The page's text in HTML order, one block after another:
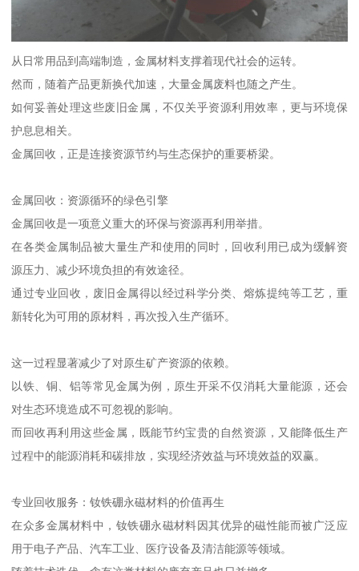
从日常用品到高端制造，金属材料支撑着现代社会的运转。
然而，随着产品更新换代加速，大量金属废料也随之产生。
如何妥善处理这些废旧金属，不仅关乎资源利用效率，更与环境保
护息息相关。
金属回收，正是连接资源节约与生态保护的重要桥梁。
金属回收：资源循环的绿色引擎
金属回收是一项意义重大的环保与资源再利用举措。
在各类金属制品被大量生产和使用的同时，回收利用已成为缓解资
源压力、减少环境负担的有效途径。
通过专业回收，废旧金属得以经过科学分类、熔炼提纯等工艺，重
新转化为可用的原材料，再次投入生产循环。
这一过程显著减少了对原生矿产资源的依赖。
以铁、铜、铝等常见金属为例，原生开采不仅消耗大量能源，还会
对生态环境造成不可忽视的影响。
而回收再利用这些金属，既能节约宝贵的自然资源，又能降低生产
过程中的能源消耗和碳排放，实现经济效益与环境效益的双赢。
专业回收服务：钕铁硼永磁材料的价值再生
在众多金属材料中，钕铁硼永磁材料因其优异的磁性能而被广泛应
用于电子产品、汽车工业、医疗设备及清洁能源等领域。